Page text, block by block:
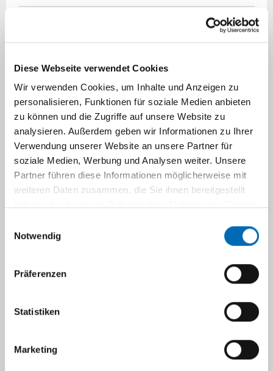
Diese Webseite verwendet Cookies
Wir verwenden Cookies, um Inhalte und Anzeigen zu
personalisieren, Funktionen für soziale Medien anbieten
zu können und die Zugriffe auf unsere Website zu
analysieren. Außerdem geben wir Informationen zu Ihrer
Verwendung unserer Website an unsere Partner für
soziale Medien, Werbung und Analysen weiter. Unsere
Partner führen diese Informationen möglicherweise mit
weiteren Daten zusammen, die Sie ihnen bereitgestellt
Notwendig
Präferenzen
Statistiken
Marketing